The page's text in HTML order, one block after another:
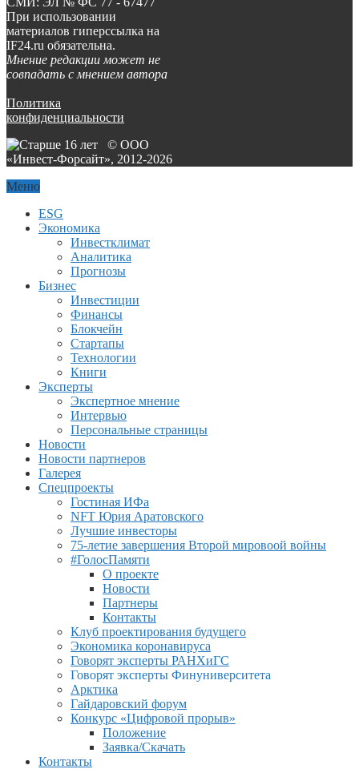
При использовании
материалов гиперссылка на
IF24.ru обязательна.
Мнение редакции может не
совпадать с мнением автора
Политика
конфиденциальности
© ООО
«Инвест-Форсайт», 2012-2026
Меню
ESG
Экономика
Инвестклимат
Аналитика
Прогнозы
Бизнес
Инвестиции
Финансы
Блокчейн
Стартапы
Технологии
Книги
Эксперты
Экспертное мнение
Интервью
Персональные страницы
Новости
Новости партнеров
Галерея
Спецпроекты
Гостиная ИФа
NFT Юрия Аратовского
Лучшие инвесторы
75-летие завершения Второй мировоой войны
#ГолосПамяти
О проекте
Новости
Партнеры
Контакты
Клуб проектирования будущего
Экономика коронавируса
Говорят эксперты РАНХиГС
Говорят эксперты Финуниверситета
Арктика
Гайдаровский форум
Конкурс «Цифровой прорыв»
Положение
Заявка/Скачать
Контакты